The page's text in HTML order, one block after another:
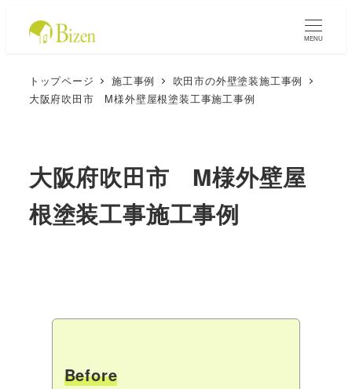
MENU
トップページ 施工事例
吹田市の外壁塗装施工事例
大阪府吹田市 M様外壁屋根塗装工事施工事例
大阪府吹田市 M様外壁屋
根塗装工事施工事例
Before